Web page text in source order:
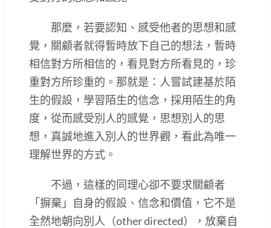
那麼，若要認知、感受他者的思想和感
覺，關顧者就得暫時放下自己的想法，暫時
相信對方所相信的，看見對方所看見的，珍
重對方所珍重的。那就是：人嘗試建基於陌
生的假設，學習陌生的信念，採用陌生的角
度，從而感受別人的感覺，思想別人的思
想，真誠地進入別人的世界觀，看此為唯一
理解世界的方式。
不過，這樣的同理心卻不要求關顧者
「摒棄」自身的假設、信念和價值，它不是
全然地朝向別人（other directed），放棄自